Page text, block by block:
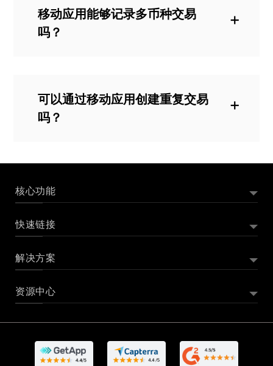
后通过网页版应用对其进行编辑。
移动应用能够记录多币种交易
吗？
可以通过移动应用创建重复交易
吗？
核心功能
外贸订单管理系统
报价管理
项目管理
库存管理
采购订单管理
在线支付
银行对账
快速链接
Zoho Books 是什么
Zoho Books 插件与集成
解决方案
记账软件 初创公司记账软件
资源中心
Zoho Books 使用帮助文档
Zoho Books 操作视频
进销存订单管理百科
会计软件是什么？
CRM会计记账软件
告别电子表格记账